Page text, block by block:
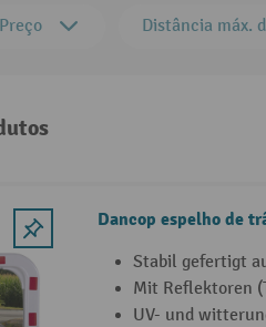
Preço Distância máx.
Dancop espelho de
Stabil gefertigt
Mit Reflektoren
UV- und